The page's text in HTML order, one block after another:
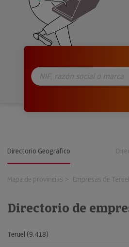
Directorio Geográfico
Mapa de provincias Empresas de Teruel
Directorio de